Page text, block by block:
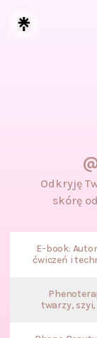
Odkryję
skórę
E-book:
ćwiczeń i
twarzy,